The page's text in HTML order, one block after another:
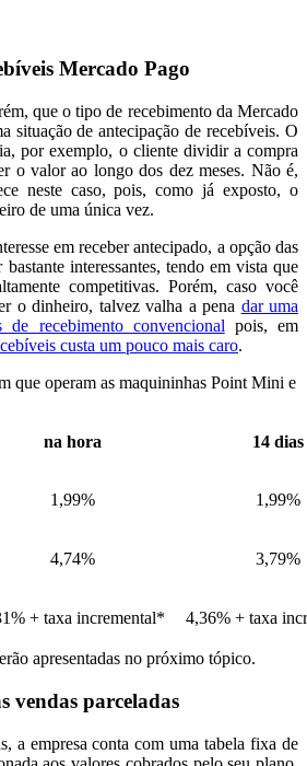
Mercado Pago
que o tipo de recebimento da Mercado
situação de antecipação de recebíveis. O
por exemplo, o cliente dividir a compra
o valor ao longo dos dez meses. Não é,
neste caso, pois, como já exposto, o
de uma única vez.
em receber antecipado, a opção das
interessantes, tendo em vista que
competitivas. Porém, caso você
o dinheiro, talvez valha a pena dar uma
de recebimento convencional pois, em
custa um pouco mais caro.
que operam as maquininhas Point Mini e
na hora 14 dias
1,99% 1,99%
4,74% 3,79%
+ taxa incremental* 4,36% + taxa
apresentadas no próximo tópico.
vendas parceladas
a empresa conta com uma tabela fixa de